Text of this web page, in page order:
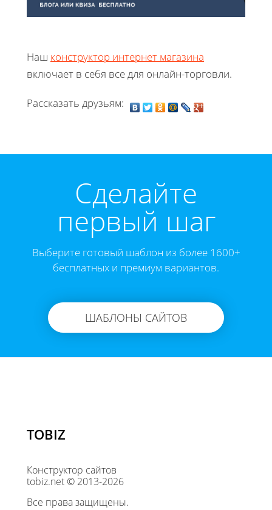
Наш конструктор интернет магазина
включает в себя все для онлайн-торговли.
Рассказать друзьям:
Cделайте
первый шаг
Выберите готовый шаблон из более 1600+
бесплатных и премиум вариантов.
ШАБЛОНЫ САЙТОВ
TOBIZ
Конструктор сайтов
tobiz.net © 2013-2026
Все права защищены.